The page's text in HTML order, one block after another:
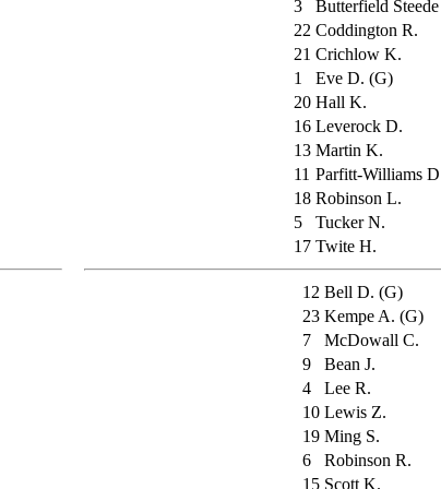
3
Butterfield
22 Coddington R.
21 Crichlow K.
1
Eve D. (G)
20 Hall K.
16 Leverock D.
13 Martin K.
11 Parfitt-Williams
18 Robinson L.
5
Tucker N.
17 Twite H.
12 Bell D. (G)
23 Kempe A. (G)
7
McDowall C.
9
Bean J.
4
Lee R.
10 Lewis Z.
19 Ming S.
6
Robinson R.
15 Scott K.